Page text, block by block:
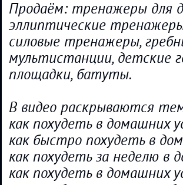
Продаём: тренажеры для
эллиптические
силовые тренажеры,
мультистанции, детские
площадки, батуты.
В видео раскрываются
как похудеть в домашних
как быстро похудеть в
как похудеть за неделю в
как похудеть в домашних